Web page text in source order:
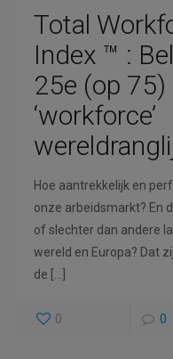
Total
Index ™ :
25e (op 75)
‘workforce’
Hoe aantrekkelijk en
onze arbeidsmarkt? En
of slechter dan andere
wereld en Europa? Dat
de […]
0 0